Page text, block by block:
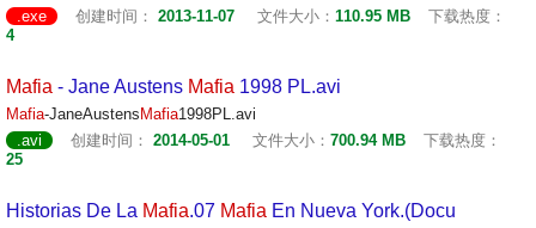
.exe
创建时间： 2013-11-07 文件大小： 110.95 MB
下载热度：
4
Mafia - Jane Austens Mafia 1998 PL.avi
Mafia-JaneAustens Mafia1998PL.avi
.avi
创建时间： 2014-05-01 文件大小： 700.94 MB
下载热度：
25
Historias De La Mafia.07 Mafia En Nueva York.(Docu